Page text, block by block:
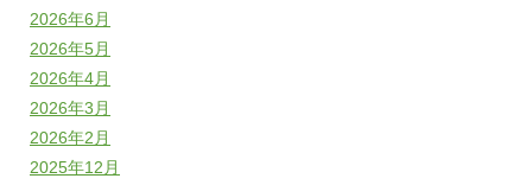
2026年6月
2026年5月
2026年4月
2026年3月
2026年2月
2025年12月